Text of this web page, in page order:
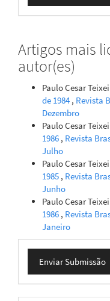
Artigos mais
autor(es)
Paulo Cesar
de 1984 , Revista
Dezembro
Paulo Cesar
1986 , Revista
Julho
Paulo Cesar
1985 , Revista
Junho
Paulo Cesar
1986 , Revista
Janeiro
Enviar
Submissão
Enviar Submissão